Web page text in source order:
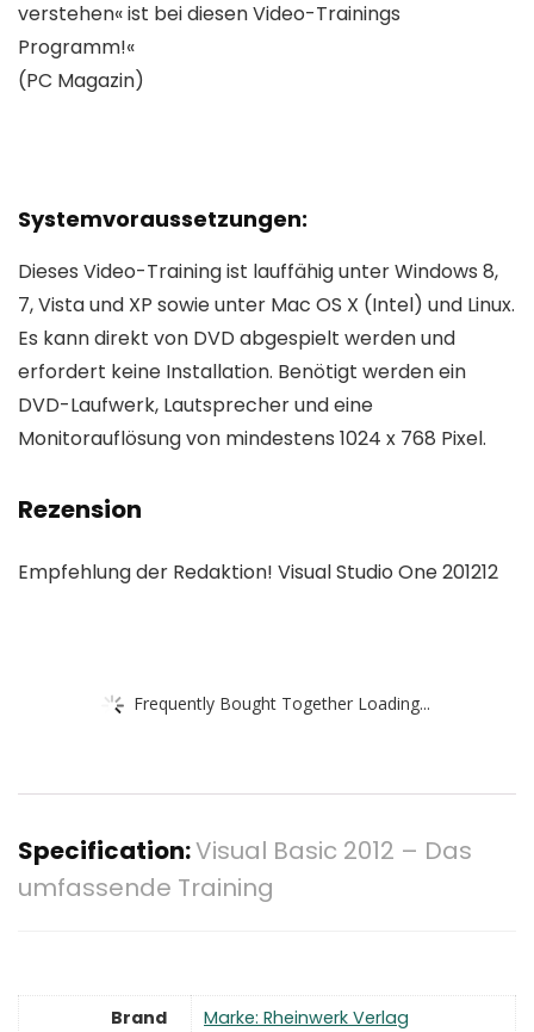
verstehen« ist bei diesen Video-Trainings
Programm!«
(PC Magazin)
Systemvoraussetzungen:
Dieses Video-Training ist lauffähig unter Windows 8,
7, Vista und XP sowie unter Mac OS X (Intel) und Linux.
Es kann direkt von DVD abgespielt werden und
erfordert keine Installation. Benötigt werden ein
DVD-Laufwerk, Lautsprecher und eine
Monitorauflösung von mindestens 1024 x 768 Pixel.
Rezension
Empfehlung der Redaktion! Visual Studio One 201212
Frequently Bought Together Loading...
Specification:Visual Basic 2012 – Das
umfassende Training
Brand Marke: Rheinwerk Verlag